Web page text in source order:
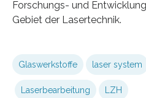
Forschungs- und
Gebiet der Lasertechnik.
Glaswerkstoffe laser system
Laserbearbeitung LZH